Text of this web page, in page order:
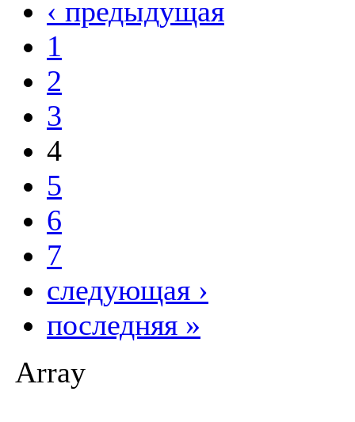
‹ предыдущая
1
2
3
4
5
6
7
следующая ›
последняя »
Array